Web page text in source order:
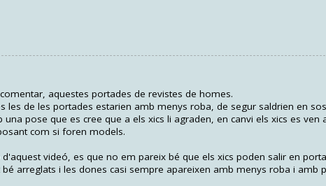
aquestes portades de revistes de homes.
les de les portades estarien amb menys roba, de segur saldrien en
pose que es cree que a els xics li agraden, en canvi els xics es ven
com si foren models.
videó, es que no em pareix bé que els xics poden salir en
arreglats i les dones casi sempre apareixen amb menys roba i amb